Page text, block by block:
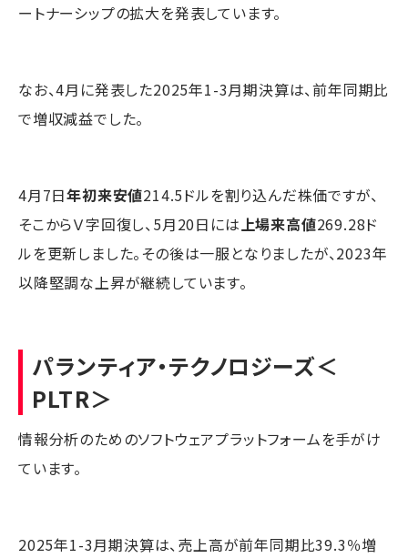
ートナーシップの拡大を発表しています。
なお、4月に発表した2025年1-3月期決算は、前年同期比
で増収減益でした。
4月7日年初来安値214.5ドルを割り込んだ株価ですが、
そこからＶ字回復し、5月20日には上場来高値269.28ド
ルを更新しました。その後は一服となりましたが、2023年
以降堅調な上昇が継続しています。
パランティア・テクノロジーズ＜
PLTR＞
情報分析のためのソフトウェアプラットフォームを手がけ
ています。
2025年1-3月期決算は、売上高が前年同期比39.3％増